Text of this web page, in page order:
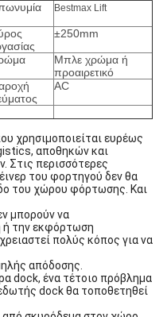
Bestmax Lift
±250mm
Μπλε χρώμα ή
προαιρετικό
AC
χρησιμοποιείται ευρέως
αποθηκών και
Στις περισσότερες
του φορτηγού δεν θα
του χώρου φόρτωσης. Και
μπορούν να
ή την εκφόρτωση
πολύς κόπος για να
απόδοσης.
dock, ένα τέτοιο πρόβλημα
dock θα τοποθετηθεί